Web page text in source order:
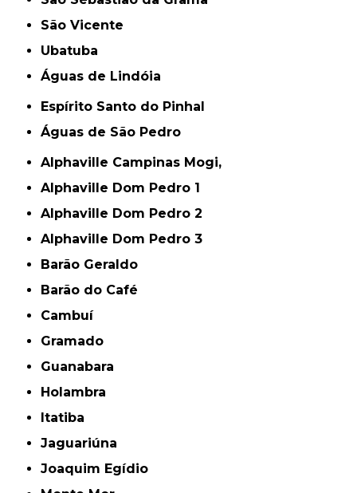
São Vicente
Ubatuba
Águas de Lindóia
Espírito Santo do Pinhal
Águas de São Pedro
Alphaville Campinas Mogi,
Alphaville Dom Pedro 1
Alphaville Dom Pedro 2
Alphaville Dom Pedro 3
Barão Geraldo
Barão do Café
Cambuí
Gramado
Guanabara
Holambra
Itatiba
Jaguariúna
Joaquim Egídio